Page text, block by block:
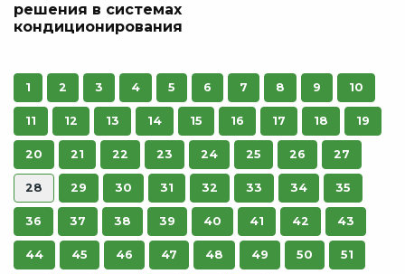
решения в системах
кондиционирования
1 2 3 4 5 6 7 8 9 10
11 12 13 14 15 16 17 18 19
20 21 22 23 24 25 26 27
28 29 30 31 32 33 34 35
36 37 38 39 40 41 42 43
44 45 46 47 48 49 50 51